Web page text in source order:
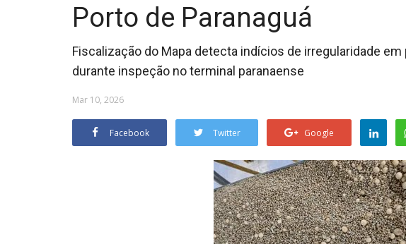
Porto de Paranaguá
Fiscalização do Mapa detecta indícios de irregularidade
durante inspeção no terminal paranaense
Mar 10, 2026
Facebook Twitter Google